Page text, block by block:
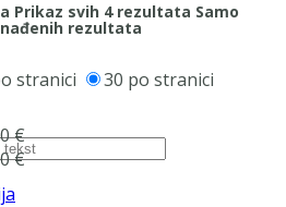
Prikaz svih 4 rezultata Samo
rezultata
stranici 30 po stranici
€
€